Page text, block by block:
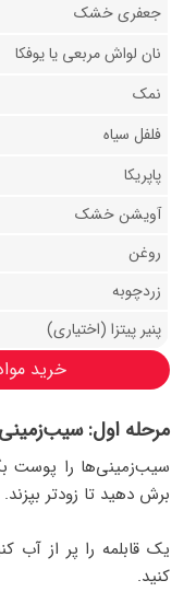
جعفری خشک
نان لواش مربعی یا یوفکا
نمک
فلفل سیاه
پاپریکا
آویشن خشک
روغن
زردچوبه
پنیر پیتزا (اختیاری)
خرید
مرحله اول:
سیب‌زمینی‌ها را پوست
برش دهید تا زودتر بپزند.
یک قابلمه را پر از آب
کنید.